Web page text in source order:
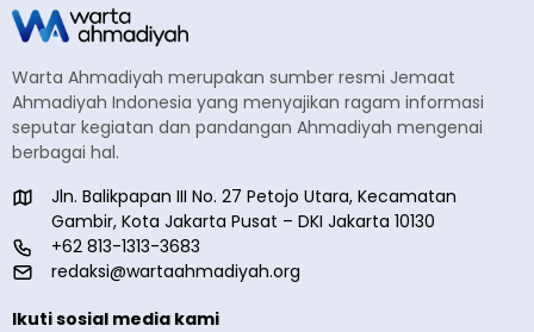
Warta Ahmadiyah merupakan sumber resmi Jemaat
Ahmadiyah Indonesia yang menyajikan ragam informasi
seputar kegiatan dan pandangan Ahmadiyah mengenai
berbagai hal.
Jln. Balikpapan III No. 27 Petojo Utara, Kecamatan
Gambir, Kota Jakarta Pusat – DKI Jakarta 10130
+62 813-1313-3683
redaksi@wartaahmadiyah.org
Ikuti sosial media kami